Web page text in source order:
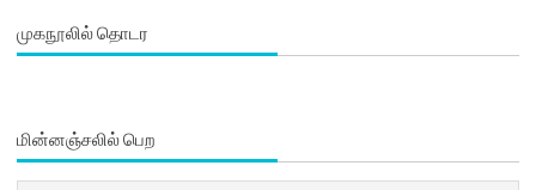
முகநூலில் தொடர
மின்னஞ்சலில் பெற